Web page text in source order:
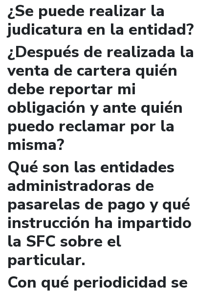
¿Se puede realizar la
judicatura en la entidad?
¿Después de realizada la
venta de cartera quién
debe reportar mi
obligación y ante quién
puedo reclamar por la
misma?
Qué son las entidades
administradoras de
pasarelas de pago y qué
instrucción ha impartido
la SFC sobre el
particular.
Con qué periodicidad se